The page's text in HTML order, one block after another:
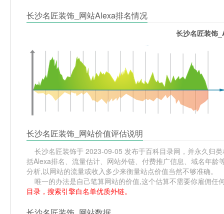
长沙名匠装饰_网站Alexa排名情况
长沙名匠装饰
长沙名匠装饰_网站价值评估说明
长沙名匠装饰于 2023-09-05 发布于百科目录网，并永久归
括Alexa排名、流量估计、网站外链、付费推广信息、域名年
分析,以网站的流量或收入多少来衡量站点价值当然不够准确。
唯一的办法是自己笔算网站的价值,这个估算不需要你雇佣任
目录，搜索引擎白名单优质外链。